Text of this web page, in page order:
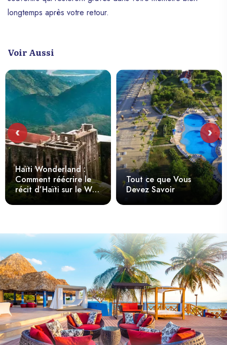
7. DéCouvrir Une Culture Vibrante
Iii. LittéRature :
Iv. Artisanat :
V. Festivals Et Carnavals :
Vi. Traditions Orales :
Pour Vraiment S’Immerger Dans La Culture HaïTienne :
En Conclusion
longtemps après votre retour.
Voir Aussi
Haïti Wonderland :
Comment réécrire le
récit d’Haïti sur le Web
Tout ce que Vous
Devez Savoir
‹ ›